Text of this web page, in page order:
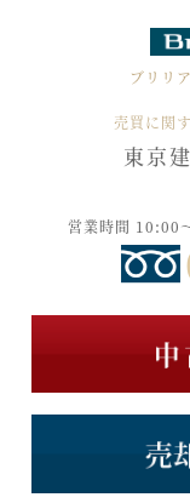
ブリリ
売買に関
東京
営業時間 10:00